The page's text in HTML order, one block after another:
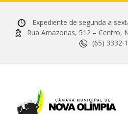
Expediente de segunda a
Rua Amazonas, 512 –
(65) 3332-